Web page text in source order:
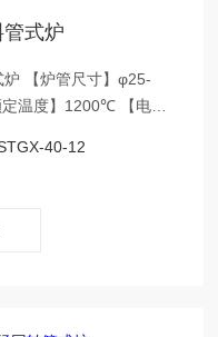
式炉
炉 【炉管尺寸】φ25-
，主要用于实验室粉
保护气氛下使用；底
有数
40-12